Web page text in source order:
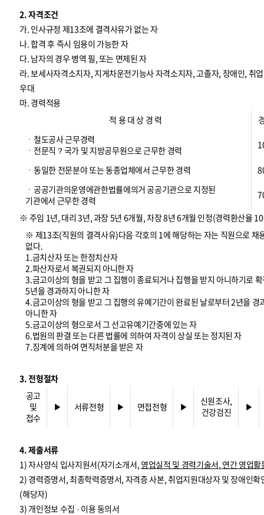
2. 자격조건
가. 인사규정 제13조에 결격사유가 없는 자
나. 합격 후 즉시 임용이 가능한 자
다. 남자의 경우 병역 필, 또는 면제된 자
라. 보세사자격소지자, 지게차운전기능사 자격소지자, 고졸자, 장애인, 취
우대
마. 경력적용
적 용 대 상 경 력
ㆍ철도공사 근무경력
ㆍ전문직？국가 및 지방공무원으로 근무한 경력
ㆍ동일한 전문분야 또는 동종업체에서 근무한 경력
ㆍ공공기관의운영에관한법률에의거 공공기관으로 지정된
기관에서 근무한 경력
※ 주임 1년, 대리 3년, 과장 5년 6개월, 차장 8년 6개월 인정(경력환산율
※ 제13조(직원의 결격사유)다음 각호의 1에 해당하는 자는 직원으로 채
없다.
1.금치산자 또는 한정치산자
2.파산자로서 복권되지 아니한 자
3.금고이상의 형을 받고 그 집행이 종료되거나 집행을 받지 아니하기로
5년을 경과하지 아니한 자
4.금고이상의 형을 받고 그 집행의 유예기간이 완료된 날로부터 2년을 경
아니한 자
5.금고이상의 형으로서 그 선고유예기간중에 있는 자
6.법원의 판결 또는 다른 법률에 의하여 자격이 상실 또는 정지된 자
7.징계에 의하여 면직처분을 받은 자
3. 전형절차
공고
및
접수
▶ 서류전형 ▶ 면접전형 ▶
신원조사,
건강검진
▶
4. 제출서류
1) 자사양식 입사지원서(자기소개서, 영업실적 및 경력기술서, 연간 영업활
2) 경력증명서, 최종학력증명서, 자격증 사본, 취업지원대상자 및 장애인확
(해당자)
3) 개인정보 수집 · 이용 동의서